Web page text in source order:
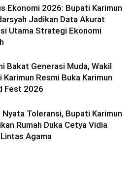
Ekonomi 2026: Bupati Karimun
Jadikan Data Akurat
Utama Strategi Ekonomi
Bakat Generasi Muda, Wakil
Karimun Resmi Buka Karimun
Fest 2026
Nyata Toleransi, Bupati Karimun
Rumah Duka Cetya Vidia
Agama